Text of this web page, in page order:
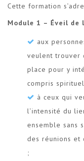
Cette formation
Module 1 – Éveil de
aux
veulent trouver
place pour y
compris
à ceux qui
l’intensité du
ensemble sans
des réunions et
;